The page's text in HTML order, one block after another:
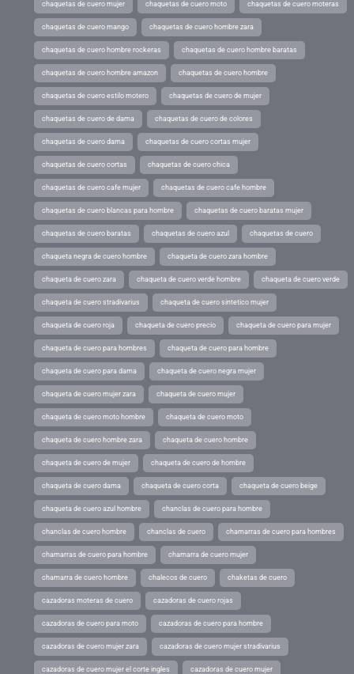
chaquetas de cuero mujer chaquetas de cuero moto chaquetas de cuero moteras
chaquetas de cuero mango chaquetas de cuero hombre zara
chaquetas de cuero hombre rockeras chaquetas de cuero hombre baratas
chaquetas de cuero hombre amazon chaquetas de cuero hombre
chaquetas de cuero estilo motero chaquetas de cuero de mujer
chaquetas de cuero de dama chaquetas de cuero de colores
chaquetas de cuero dama chaquetas de cuero cortas mujer
chaquetas de cuero cortas chaquetas de cuero chica
chaquetas de cuero cafe mujer chaquetas de cuero cafe hombre
chaquetas de cuero blancas para hombre chaquetas de cuero baratas mujer
chaquetas de cuero baratas chaquetas de cuero azul chaquetas de cuero
chaqueta negra de cuero hombre chaqueta de cuero zara hombre
chaqueta de cuero zara chaqueta de cuero verde hombre chaqueta de cuero verde
chaqueta de cuero stradivarius chaqueta de cuero sintetico mujer
chaqueta de cuero roja chaqueta de cuero precio chaqueta de cuero para mujer
chaqueta de cuero para hombres chaqueta de cuero para hombre
chaqueta de cuero para dama chaqueta de cuero negra mujer
chaqueta de cuero mujer zara chaqueta de cuero mujer
chaqueta de cuero moto hombre chaqueta de cuero moto
chaqueta de cuero hombre zara chaqueta de cuero hombre
chaqueta de cuero de mujer chaqueta de cuero de hombre
chaqueta de cuero dama chaqueta de cuero corta chaqueta de cuero beige
chaqueta de cuero azul hombre chanclas de cuero para hombre
chanclas de cuero hombre chanclas de cuero chamarras de cuero para hombres
chamarras de cuero para hombre chamarra de cuero mujer
chamarra de cuero hombre chalecos de cuero chaketas de cuero
cazadoras moteras de cuero cazadoras de cuero rojas
cazadoras de cuero para moto cazadoras de cuero para hombre
cazadoras de cuero mujer zara cazadoras de cuero mujer stradivarius
cazadoras de cuero mujer el corte ingles cazadoras de cuero mujer